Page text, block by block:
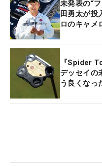
未発表の“
田勇太が投
ロのキャメ
『Spider
デッセイの
う良くなっ